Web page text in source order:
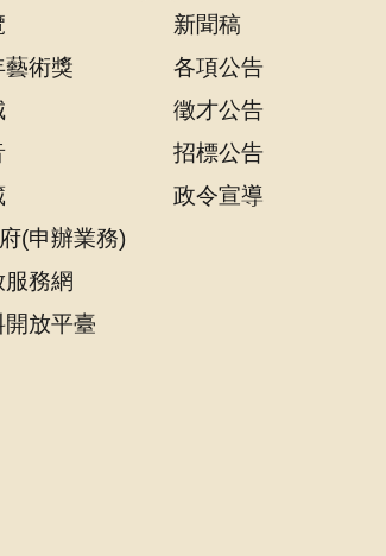
藝術獎
(申辦業務)
服務網
放平臺
新聞稿
各項公告
徵才公告
招標公告
政令宣導